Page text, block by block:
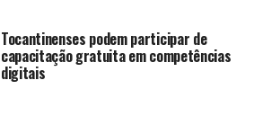
Tocantinenses podem participar de
capacitação gratuita em competências
digitais